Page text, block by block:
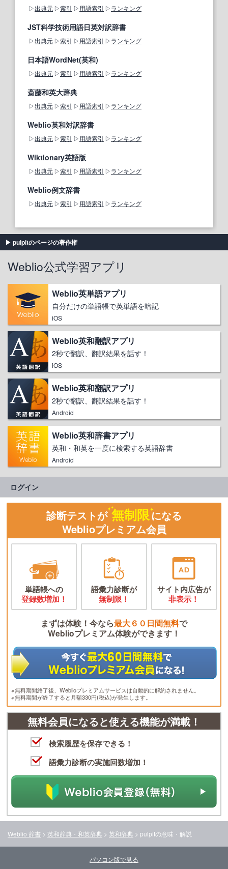
出典元 索引 用語索引 ランキング
JST科学技術用語日英対訳辞書
出典元 索引 用語索引 ランキング
日本語WordNet(英和)
出典元 索引 用語索引 ランキング
斎藤和英大辞典
出典元 索引 用語索引 ランキング
Weblio英和対訳辞書
出典元 索引 用語索引 ランキング
Wiktionary英語版
出典元 索引 用語索引 ランキング
Weblio例文辞書
出典元 索引 用語索引 ランキング
pulpitのページの著作権
Weblio公式学習アプリ
Weblio英単語アプリ
自分だけの単語帳で英単語を暗記
iOS
Weblio英和翻訳アプリ
2秒で翻訳、翻訳結果を話す！
iOS
Weblio英和翻訳アプリ
2秒で翻訳、翻訳結果を話す！
Android
Weblio英和辞書アプリ
英和・和英を一度に検索する英語辞書
Android
ログイン
診断テストが 無制限になる
Weblioプレミアム会員
単語帳への
登録数増加！
語彙力診断が
無制限！
サイト内広告が
非表示！
まずは体験！今なら最大６０日間無料で
Weblioプレミアム体験ができます！
※無料期間終了後、Weblioプレミアムサービスは自動的に解約されません。
※無料期間が終了すると月額330円(税込)が発生します。
無料会員になると使える機能が満載！
検索履歴を保存できる！
語彙力診断の実施回数増加！
Weblio 辞書 > 英和辞典・和英辞典 > 英和辞典 > pulpitの意味・解説
パソコン版で見る